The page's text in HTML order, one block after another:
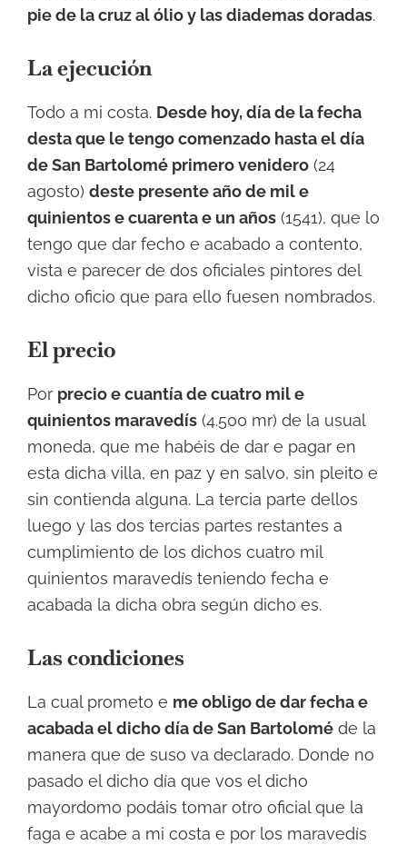
pie de la cruz al ólio y las diademas doradas.
La ejecución
Todo a mi costa. Desde hoy, día de la fecha
desta que le tengo comenzado hasta el día
de San Bartolomé primero venidero (24
agosto) deste presente año de mil e
quinientos e cuarenta e un años (1541), que lo
tengo que dar fecho e acabado a contento,
vista e parecer de dos oficiales pintores del
dicho oficio que para ello fuesen nombrados.
El precio
Por precio e cuantía de cuatro mil e
quinientos maravedís (4.500 mr) de la usual
moneda, que me habéis de dar e pagar en
esta dicha villa, en paz y en salvo, sin pleito e
sin contienda alguna. La tercia parte dellos
luego y las dos tercias partes restantes a
cumplimiento de los dichos cuatro mil
quinientos maravedís teniendo fecha e
acabada la dicha obra según dicho es.
Las condiciones
La cual prometo e me obligo de dar fecha e
acabada el dicho día de San Bartolomé de la
manera que de suso va declarado. Donde no
pasado el dicho día que vos el dicho
mayordomo podáis tomar otro oficial que la
faga e acabe a mi costa e por los maravedís